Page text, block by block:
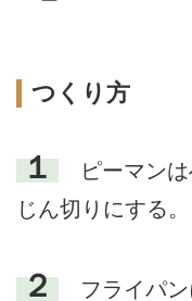
つくり方
１
ピーマンは
じん切りにする。
２
フライパン